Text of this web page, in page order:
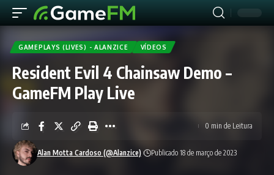
GAMEPLAYS (LIVES) - ALANZICE VÍDEOS
Resident Evil 4 Chainsaw Demo –
GameFM Play Live
Alan Motta Cardoso (@Alanzice) Publicado 18 de março de 2023
0 min de Leitura